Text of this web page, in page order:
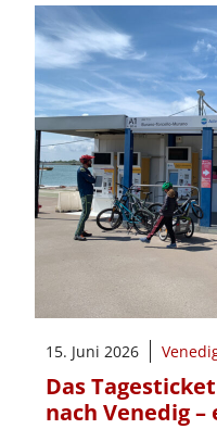
15. Juni 2026
Das
nach Venedig